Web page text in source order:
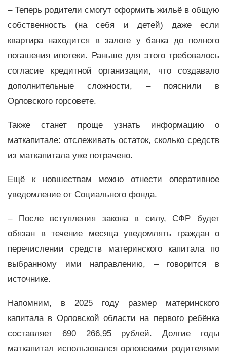
– Теперь родители смогут оформить жильё в общую
собственность (на себя и детей) даже если
квартира находится в залоге у банка до полного
погашения ипотеки. Раньше для этого требовалось
согласие кредитной организации, что создавало
дополнительные сложности, – пояснили в
Орловского горсовете.
Также станет проще узнать информацию о
маткапитале: отслеживать остаток, сколько средств
из маткапитала уже потрачено.
Ещё к новшествам можно отнести оперативное
уведомление от Социального фонда.
– После вступления закона в силу, СФР будет
обязан в течение месяца уведомлять граждан о
перечислении средств материнского капитала по
выбранному ими направлению, – говорится в
источнике.
Напомним, в 2025 году размер материнского
капитала в Орловской области на первого ребёнка
составляет 690 266,95 рублей. Долгие годы
маткапитал использовался орловскими родителями